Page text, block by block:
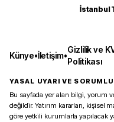
İstanbul
Künye•İletişim•
Gizlilik ve
Politikası
YASAL UYARI VE
Bu sayfada yer alan bilgi, yorum
değildir. Yatırım kararları,
göre yetkili kurumlarla yapılacak